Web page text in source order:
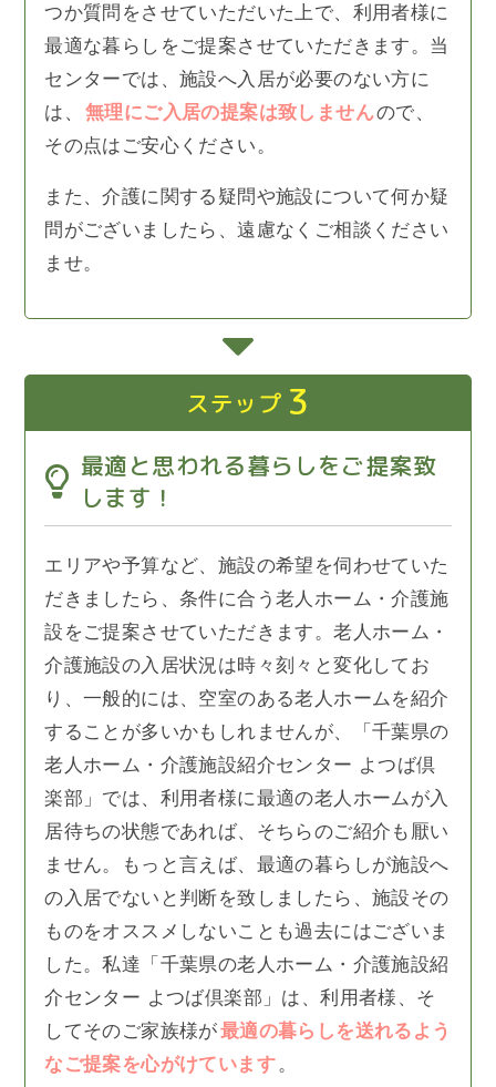
つか質問をさせていただいた上で、利用者様に
最適な暮らしをご提案させていただきます。当
センターでは、施設へ入居が必要のない方に
は、
無理にご入居の提案は致しませんので、
その点はご安心ください。
また、介護に関する疑問や施設について何か疑
問がございましたら、遠慮なくご相談ください
ませ。
ステップ 3
最適と思われる暮らしをご提案致
します！
エリアや予算など、施設の希望を伺わせていた
だきましたら、条件に合う老人ホーム・介護施
設をご提案させていただきます。老人ホーム・
介護施設の入居状況は時々刻々と変化してお
り、一般的には、空室のある老人ホームを紹介
することが多いかもしれませんが、「千葉県の
老人ホーム・介護施設紹介センター よつば倶
楽部」では、利用者様に最適の老人ホームが入
居待ちの状態であれば、そちらのご紹介も厭い
ません。もっと言えば、最適の暮らしが施設へ
の入居でないと判断を致しましたら、施設その
ものをオススメしないことも過去にはございま
した。私達「千葉県の老人ホーム・介護施設紹
介センター よつば倶楽部」は、利用者様、そ
してそのご家族様が最適の暮らしを送れるよう
なご提案を心がけています。